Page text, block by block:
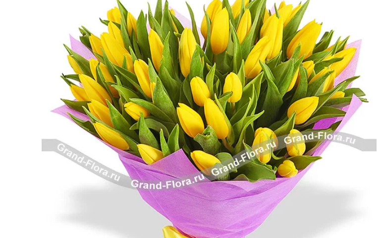
Розы поштучно
7 роз
11 роз
15 роз
25 роз
51 роза
101 роза
Розы Гран-При
Корзины с розами
Кустовые розы
Монобукеты
Разноцветные
Эксклюзивные букеты
Смешанные
Хризантемы
Эустома
Свадьба
Свидание
Спасибо!
Юбилей
Подруге
Сестре
Брату
Врачу
Коллеге
Бабушке
Дедушке